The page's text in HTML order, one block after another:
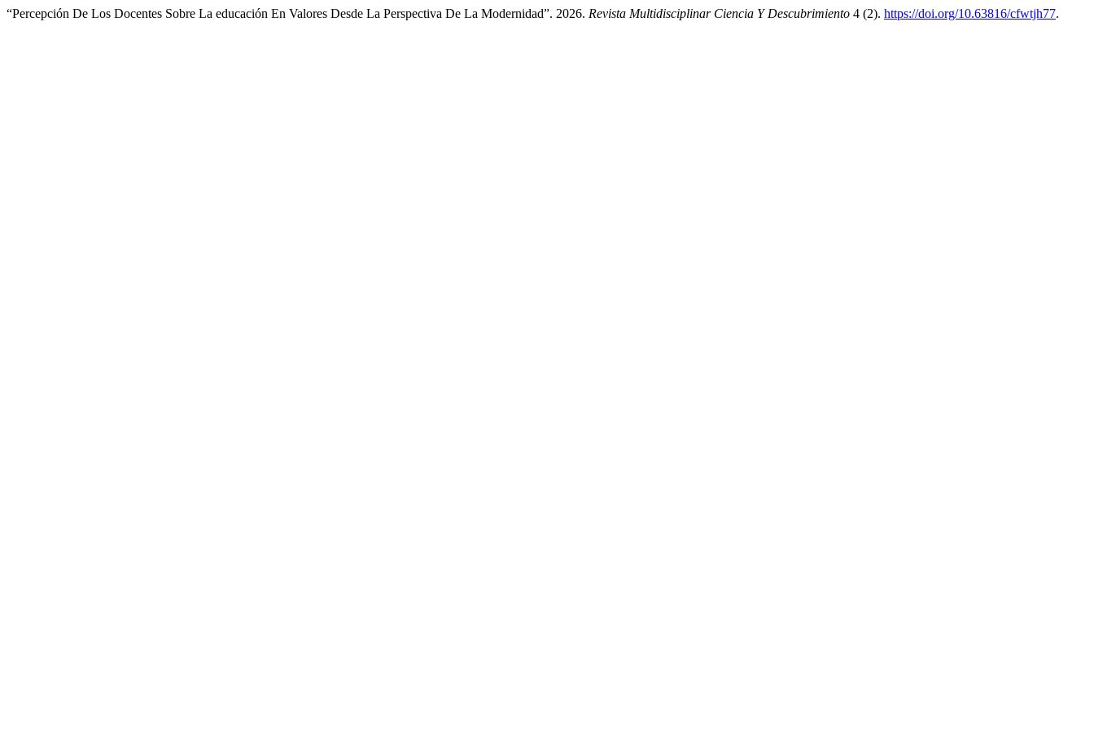
“Percepción De Los Docentes Sobre La educación En Valores Desde La Perspectiva De La Modernidad”. 2026. Revista Multidisciplinar Ciencia Y Descubrimiento 4 (2). https://doi.org/10.63816/cfwtjh77.